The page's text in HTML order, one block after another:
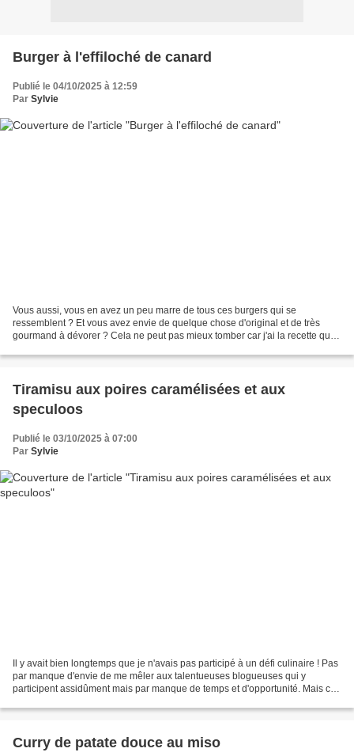
Burger à l'effiloché de canard
Publié le 04/10/2025 à 12:59
Par Sylvie
Vous aussi, vous en avez un peu marre de tous ces burgers qui se
ressemblent ? Et vous avez envie de quelque chose d'original et de très
gourmand à dévorer ? Cela ne peut pas mieux tomber car j'ai la recette qui
Tiramisu aux poires caramélisées et aux
speculoos
Publié le 03/10/2025 à 07:00
Par Sylvie
Il y avait bien longtemps que je n'avais pas participé à un défi culinaire ! Pas
par manque d'envie de me mêler aux talentueuses blogueuses qui y
participent assidûment mais par manque de temps et d'opportunité. Mais ce
Curry de patate douce au miso